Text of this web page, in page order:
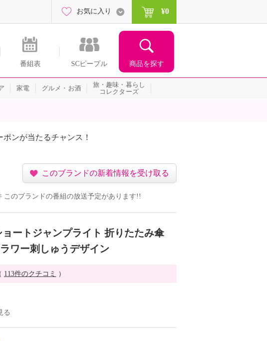
番組表 SCピープル 商品を探す
お気に入り ¥0
家電 グルメ・お酒
旅・趣味・暮らし
コレクターズ
ンが当たるチャンス！
このブランドの新着情報を受け取る
このブランドの番組の放送予定があります!!
ートジャンプライト 折りたたみ傘
ワー刺しゅうデザイン
113件のクチコミ ）
る